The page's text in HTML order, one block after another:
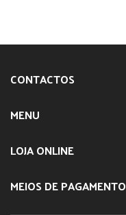
CONTACTOS
MENU
LOJA ONLINE
MEIOS DE PAGAMENTO